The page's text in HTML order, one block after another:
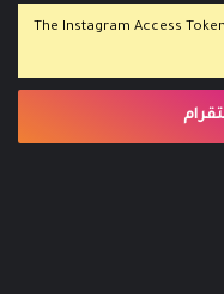
The Instagram Access